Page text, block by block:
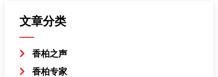
文章分类
香柏之声
香柏专家